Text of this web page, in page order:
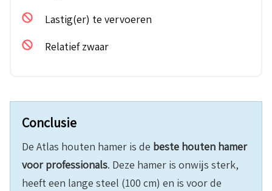
Lastig(er) te vervoeren
Relatief zwaar
Conclusie
De Atlas houten hamer is de beste houten hamer
voor professionals. Deze hamer is onwijs sterk,
heeft een lange steel (100 cm) en is voor de